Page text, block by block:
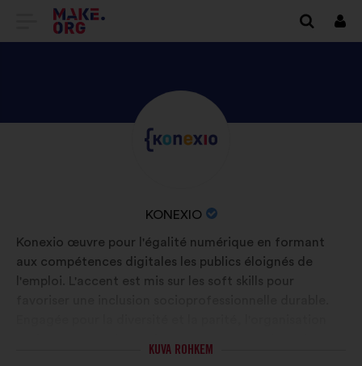
SAIDI
AVALEHELE
Logi
TUTVU
PROFIILIGA
ORGANISATSIOONI
NIMI:
KONEXIO
Elulugu:
Konexio œuvre pour l'égalité numérique en formant
aux compétences digitales les publics éloignés de
l'emploi. L'accent est mis sur les soft skills pour
KUVA ROHKEM